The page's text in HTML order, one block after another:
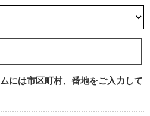
には市区町村、番地をご入力して